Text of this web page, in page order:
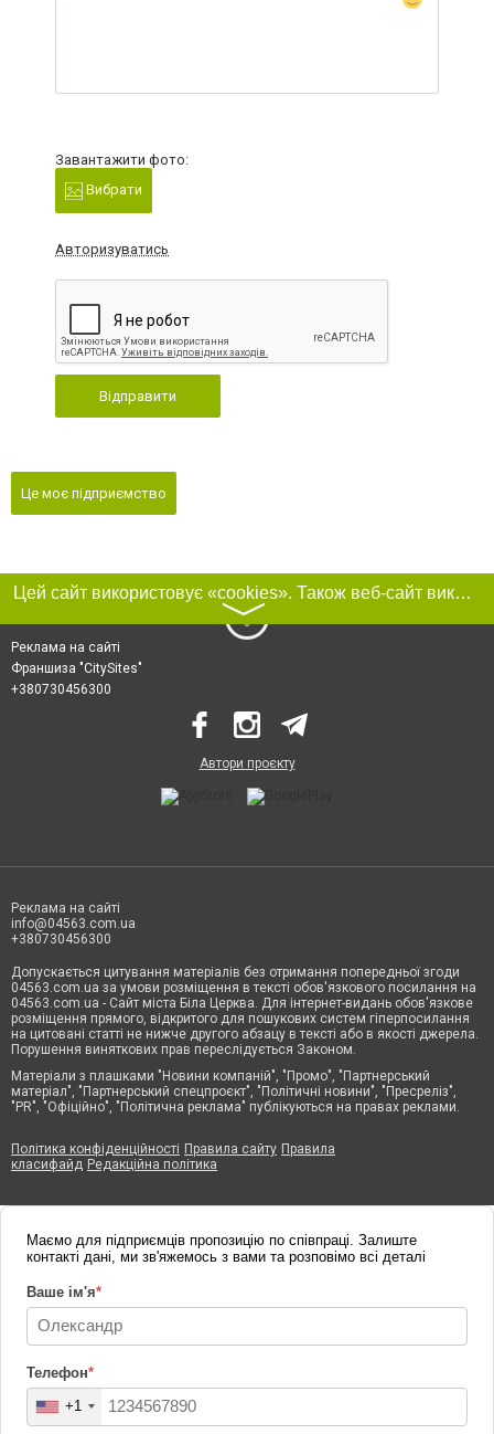
Завантажити фото:
Вибрати
Авторизуватись
Відправити
Це моє підприємство
Цей сайт використовує «cookies». Також веб-сайт використовує інтернет-сервіс для збору технічних даних стосовно відвідувачів з метою отримання маркетингової та статистичної інформації. Умови обробки даних відвідувачів сайту див.
〉
Реклама на сайті
Франшиза "CitySites"
+380730456300
Автори проєкту
Реклама на сайті
info@04563.com.ua
+380730456300
Допускається цитування матеріалів без отримання попередньої згоди
04563.com.ua за умови розміщення в тексті обов'язкового посилання на
04563.com.ua - Сайт міста Біла Церква. Для інтернет-видань обов'язкове
розміщення прямого, відкритого для пошукових систем гіперпосилання
на цитовані статті не нижче другого абзацу в тексті або в якості джерела.
Порушення виняткових прав переслідується Законом.
Матеріали з плашками "Новини компаній", "Промо", "Партнерський
матеріал", "Партнерський спецпроєкт", "Політичні новини", "Пресреліз",
"PR", "Офіційно", "Політична реклама" публікуються на правах реклами.
Політика конфіденційності Правила сайту Правила
класифайд Редакційна політика
Маємо для підприємців пропозицію по співпраці. Залиште
контакті дані, ми зв'яжемось з вами та розповімо всі деталі
Ваше ім'я*
Телефон*
+1